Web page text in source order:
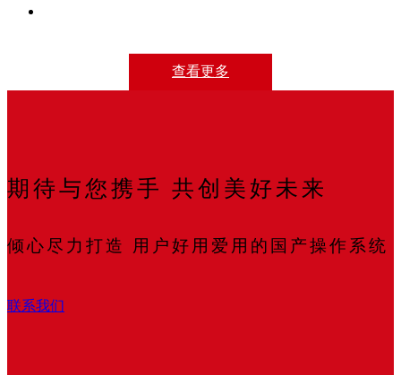
查看更多
期待与您携手 共创美好未来
倾心尽力打造 用户好用爱用的国产操作系统
联系我们